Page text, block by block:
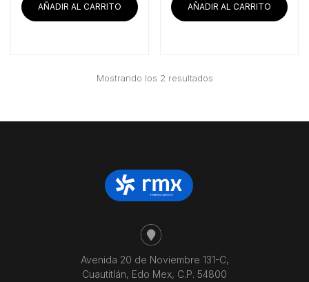
AÑADIR AL CARRITO AÑADIR AL CARRITO
Mostrando los 2 resultadosOrdenado
Avenida 20 de Noviembre 131-C,
Cuautitlán, Edo Mex, C.P. 54800